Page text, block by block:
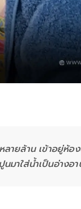
ายล้าน เข้าอยู่ห้อ
มาใส่น้ำเป็นอ่างอ